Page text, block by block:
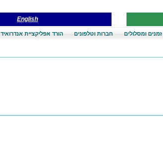
English
זמנים ומסלולים חברות וטלפונים הורד אפליקציית אנדרואיד